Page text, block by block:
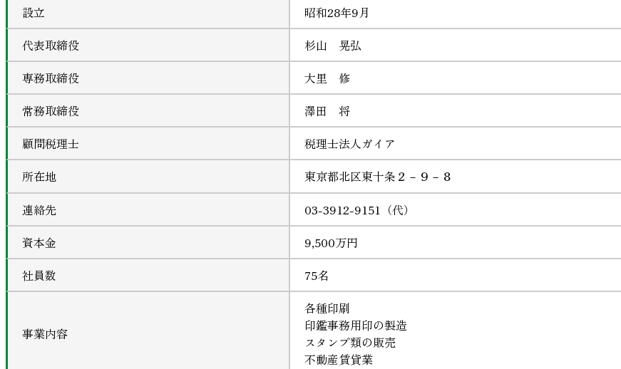
設立
昭和28年9月
代表取締役
杉山 晃弘
専務取締役
大里 修
常務取締役
澤田 将
顧問税理士
税理士法人ガイア
所在地
東京都北区東十条２－９－８
連絡先
03-3912-9151（代）
資本金
9,500万円
社員数
75名
事業内容
各種印刷
印鑑事務用印の製造
スタンプ類の販売
不動産賃貸業